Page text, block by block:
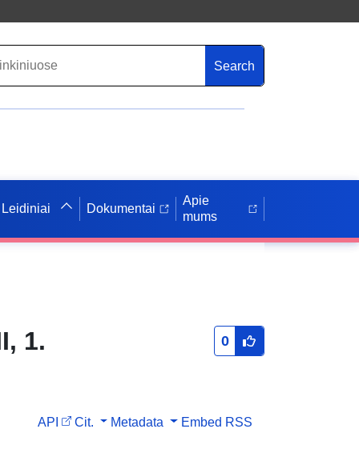
Search
Leidiniai Dokumentai
Apie
mums
1.
0
API Cit. Metadata Embed RSS